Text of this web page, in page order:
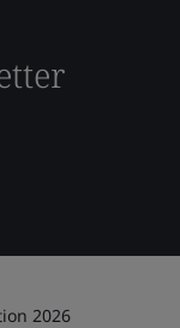
2026